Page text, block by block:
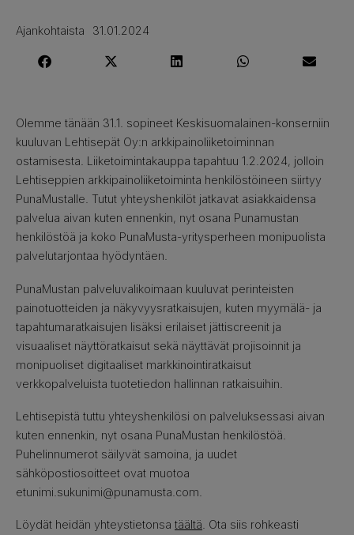
Ajankohtaista 31.01.2024
Olemme tänään 31.1. sopineet Keskisuomalainen-konserniin
kuuluvan Lehtisepät Oy:n arkkipainoliiketoiminnan
ostamisesta. Liiketoimintakauppa tapahtuu 1.2.2024, jolloin
Lehtiseppien arkkipainoliiketoiminta henkilöstöineen siirtyy
PunaMustalle. Tutut yhteyshenkilöt jatkavat asiakkaidensa
palvelua aivan kuten ennenkin, nyt osana Punamustan
henkilöstöä ja koko PunaMusta-yritysperheen monipuolista
palvelutarjontaa hyödyntäen.
PunaMustan palveluvalikoimaan kuuluvat perinteisten
painotuotteiden ja näkyvyysratkaisujen, kuten myymälä- ja
tapahtumaratkaisujen lisäksi erilaiset jättiscreenit ja
visuaaliset näyttöratkaisut sekä näyttävät projisoinnit ja
monipuoliset digitaaliset markkinointiratkaisut
verkkopalveluista tuotetiedon hallinnan ratkaisuihin.
Lehtisepistä tuttu yhteyshenkilösi on palveluksessasi aivan
kuten ennenkin, nyt osana PunaMustan henkilöstöä.
Puhelinnumerot säilyvät samoina, ja uudet
sähköpostiosoitteet ovat muotoa
etunimi.sukunimi@punamusta.com.
Löydät heidän yhteystietonsa täältä . Ota siis rohkeasti